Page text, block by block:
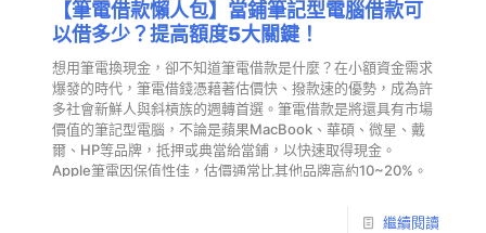
【筆電借款懶人包】當鋪筆記型電腦借款可
以借多少？提高額度5大關鍵！
想用筆電換現金，卻不知道筆電借款是什麼？在小額資金需求
爆發的時代，筆電借錢憑藉著估價快、撥款速的優勢，成為許
多社會新鮮人與斜槓族的週轉首選。筆電借款是將還具有市場
價值的筆記型電腦，不論是蘋果MacBook、華碩、微星、戴
爾、HP等品牌，抵押或典當給當鋪，以快速取得現金。
Apple筆電因保值性佳，估價通常比其他品牌高約10~20%。
繼續閱讀